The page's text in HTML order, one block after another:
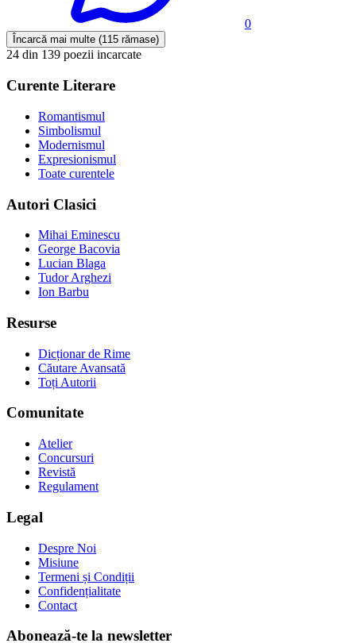
0
Încarcă mai multe (115 rămase)
24 din 139 poezii incarcate
Curente Literare
Romantismul
Simbolismul
Modernismul
Expresionismul
Toate curentele
Autori Clasici
Mihai Eminescu
George Bacovia
Lucian Blaga
Tudor Arghezi
Ion Barbu
Resurse
Dicționar de Rime
Căutare Avansată
Toți Autorii
Comunitate
Atelier
Concursuri
Revistă
Regulament
Legal
Despre Noi
Misiune
Termeni și Condiții
Confidențialitate
Contact
Abonează-te la newsletter